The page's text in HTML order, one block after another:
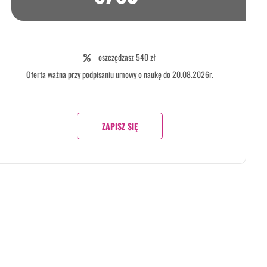
oszczędzasz 540 zł
Oferta ważna przy podpisaniu umowy o naukę do 20.08.2026r.
ZAPISZ SIĘ